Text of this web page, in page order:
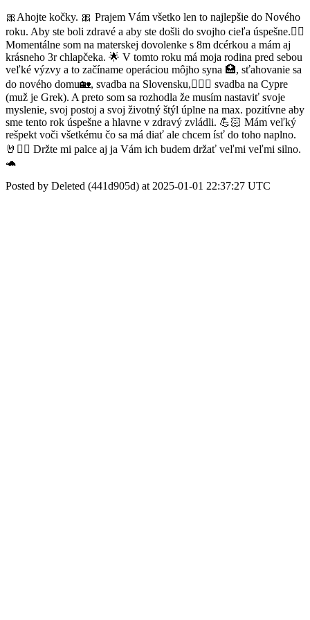
🎀Ahojte kočky. 🎀 Prajem Vám všetko len to najlepšie do Nového
roku. Aby ste boli zdravé a aby ste došli do svojho cieľa úspešne.✊🏻
Momentálne som na materskej dovolenke s 8m dcérkou a mám aj
krásneho 3r chlapčeka. 🌟 V tomto roku má moja rodina pred sebou
veľké výzvy a to začíname operáciou môjho syna 🏥, sťahovanie sa
do nového domu🏡, svadba na Slovensku,👰🏻‍♀️ svadba na Cypre
(muž je Grek). A preto som sa rozhodla že musím nastaviť svoje
myslenie, svoj postoj a svoj životný štýl úplne na max. pozitívne aby
sme tento rok úspešne a hlavne v zdravý zvládli. 💪🏻 Mám veľký
rešpekt voči všetkému čo sa má diať ale chcem ísť do toho naplno.
🤘✊🏻 Držte mi palce aj ja Vám ich budem držať veľmi veľmi silno.
🐢
Posted by Deleted (441d905d) at 2025-01-01 22:37:27 UTC